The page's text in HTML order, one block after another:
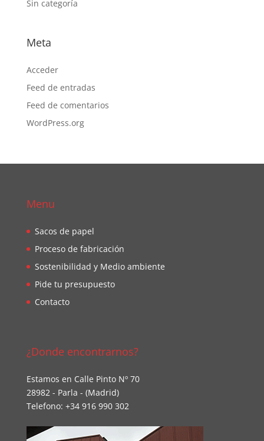
Sin categoría
Meta
Acceder
Feed de entradas
Feed de comentarios
WordPress.org
Menu
Sacos de papel
Proceso de fabricación
Sostenibilidad y Medio ambiente
Pide tu presupuesto
Contacto
¿Donde encontrarnos?
Estamos en Calle Pinto Nº 70
28982 - Parla - (Madrid)
Telefono: +34 916 990 302